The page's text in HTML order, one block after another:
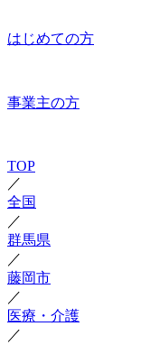
はじめての方
事業主の方
TOP
／
全国
／
群馬県
／
藤岡市
／
医療・介護
／